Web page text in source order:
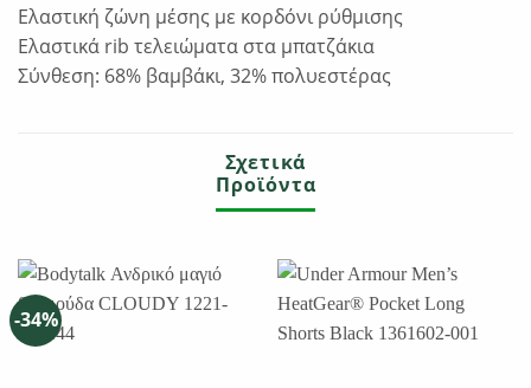
Ελαστική ζώνη μέσης με κορδόνι ρύθμισης
Ελαστικά rib τελειώματα στα μπατζάκια
Σύνθεση: 68% βαμβάκι, 32% πολυεστέρας
Σχετικά
Προϊόντα
-34%